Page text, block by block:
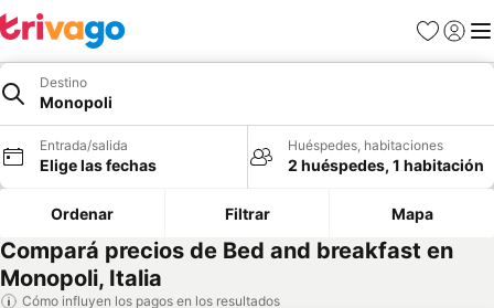
Favoritos
Iniciar
Destino
Monopoli
Entrada/salida
Elige las fechas
Huéspedes, habitaciones
2 huéspedes, 1 habitación
Ordenar Filtrar Mapa
Compará precios de Bed and breakfast en
Monopoli, Italia
Cómo influyen los pagos en los resultados